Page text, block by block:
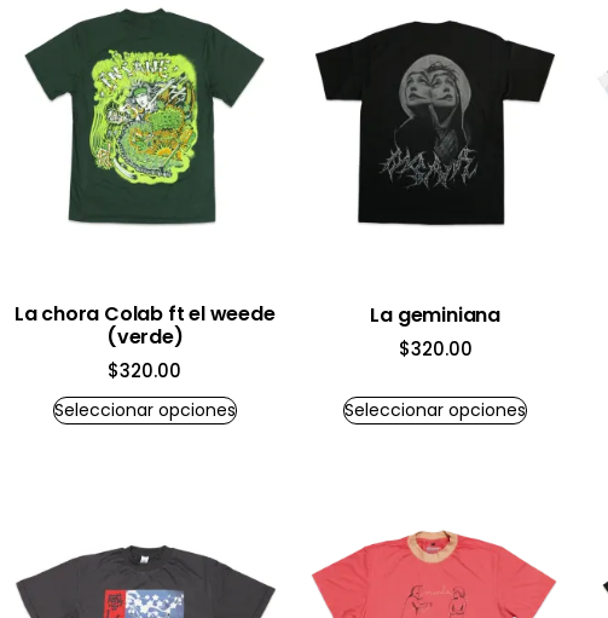
La chora Colab ft el weede
(verde)
$320.00
Seleccionar opciones
La geminiana
$320.00
Seleccionar opciones